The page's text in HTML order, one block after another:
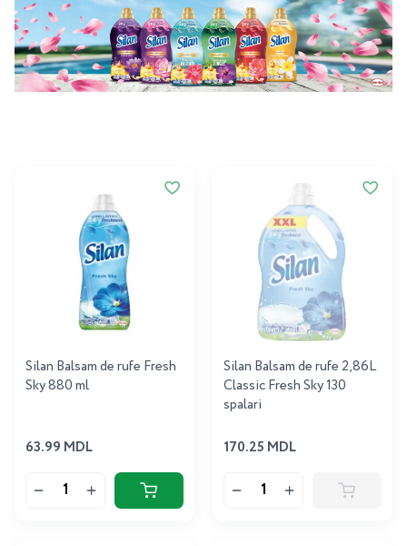
Silan Balsam de rufe Fresh
Sky 880 ml
63.99 MDL
Silan Balsam de rufe 2,86L
Classic Fresh Sky 130
spalari
170.25 MDL